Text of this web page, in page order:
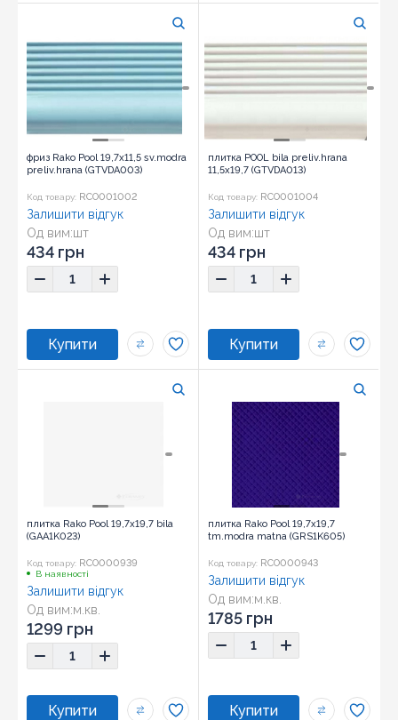
фриз Rako Pool 19,7x11,5 sv.modra
preliv.hrana (GTVDA003)
Код товару: RCO001002
Од вим:шт
Розмір:19,7x11,5
Залишити відгук
434 грн
плитка POOL bila preliv.hrana
11,5x19,7 (GTVDA013)
Код товару: RCO001004
Од вим:шт
Залишити відгук
434 грн
плитка Rako Pool 19,7x19,7 bila
(GAA1K023)
Код товару: RCO000939
В наявності
Од вим:м.кв.
Розмір:19,7x19,7
Залишити відгук
1299 грн
плитка Rako Pool 19,7x19,7
tm.modra matna (GRS1K605)
Код товару: RCO000943
Од вим:м.кв.
Розмір:19,7x19,7
Залишити відгук
1785 грн